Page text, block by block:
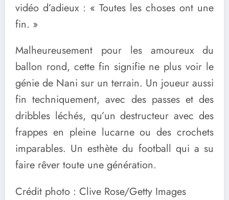
vidéo d’adieux : « Toutes les choses ont une
fin. »
Malheureusement pour les amoureux du
ballon rond, cette fin signifie ne plus voir le
génie de Nani sur un terrain. Un joueur aussi
fin techniquement, avec des passes et des
dribbles léchés, qu’un destructeur avec des
frappes en pleine lucarne ou des crochets
imparables. Un esthète du football qui a su
faire rêver toute une génération.
Crédit photo : Clive Rose/Getty Images